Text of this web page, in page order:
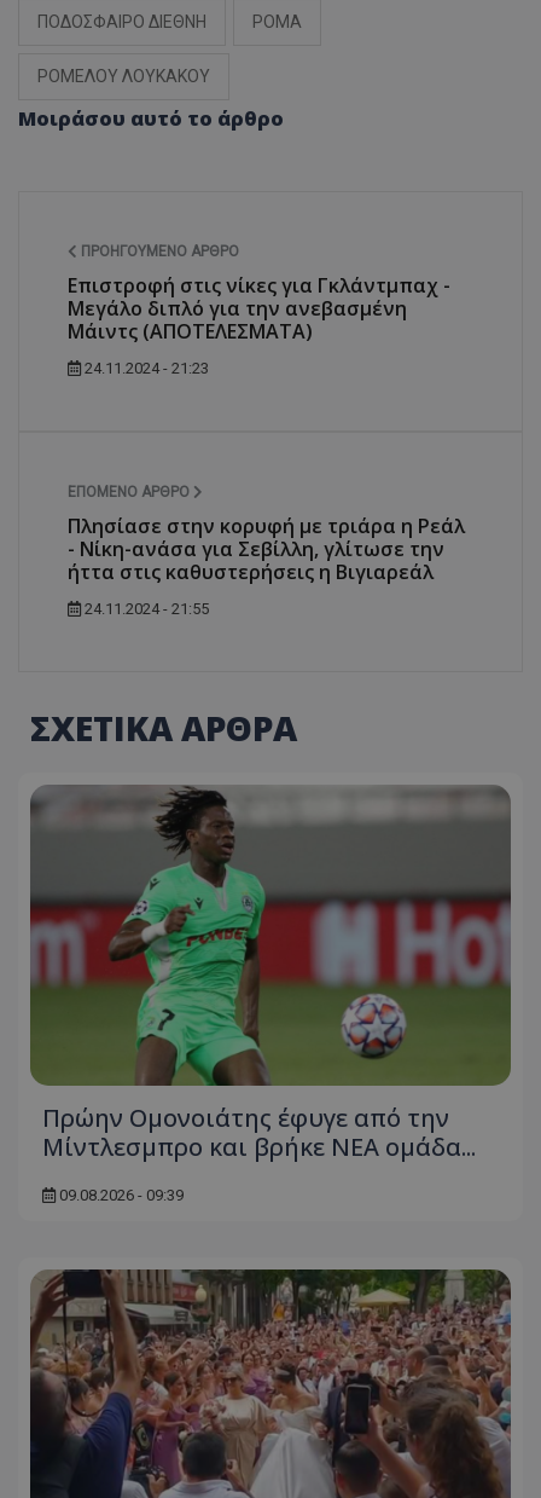
ΠΟΔΟΣΦΑΙΡΟ ΔΙΕΘΝΗ ΡΟΜΑ
ΡΟΜΕΛΟΥ ΛΟΥΚΑΚΟΥ
Μοιράσου αυτό το άρθρο
ΠΡΟΗΓΟΎΜΕΝΟ ΆΡΘΡΟ
Επιστροφή στις νίκες για Γκλάντμπαχ -
Μεγάλο διπλό για την ανεβασμένη
Μάιντς (ΑΠΟΤΕΛΕΣΜΑΤΑ)
24.11.2024 - 21:23
ΕΠΌΜΕΝΟ ΆΡΘΡΟ
Πλησίασε στην κορυφή με τριάρα η Ρεάλ
- Νίκη-ανάσα για Σεβίλλη, γλίτωσε την
ήττα στις καθυστερήσεις η Βιγιαρεάλ
24.11.2024 - 21:55
ΣΧΕΤΙΚΑ ΑΡΘΡΑ
Πρώην Ομονοιάτης έφυγε από την
Μίντλεσμπρο και βρήκε ΝΕΑ ομάδα...
09.08.2026 - 09:39